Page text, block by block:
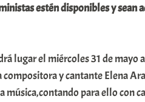
estén disponibles y sean
lugar el miércoles 31 de mayo
compositora y cantante Elena
para ello con